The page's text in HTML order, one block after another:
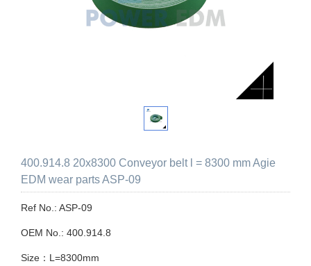
400.914.8 20x8300 Conveyor belt l = 8300 mm Agie
EDM wear parts ASP-09
Ref No.: ASP-09
OEM No.: 400.914.8
Size：L=8300mm